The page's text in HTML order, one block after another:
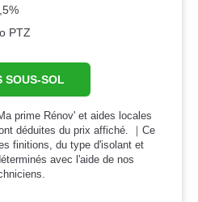
PTZ
SOUS-SOL
prime Rénov' et aides locales
déduites du prix affiché. ｜Ce
finitions, du type d'isolant et
avec l'aide de nos